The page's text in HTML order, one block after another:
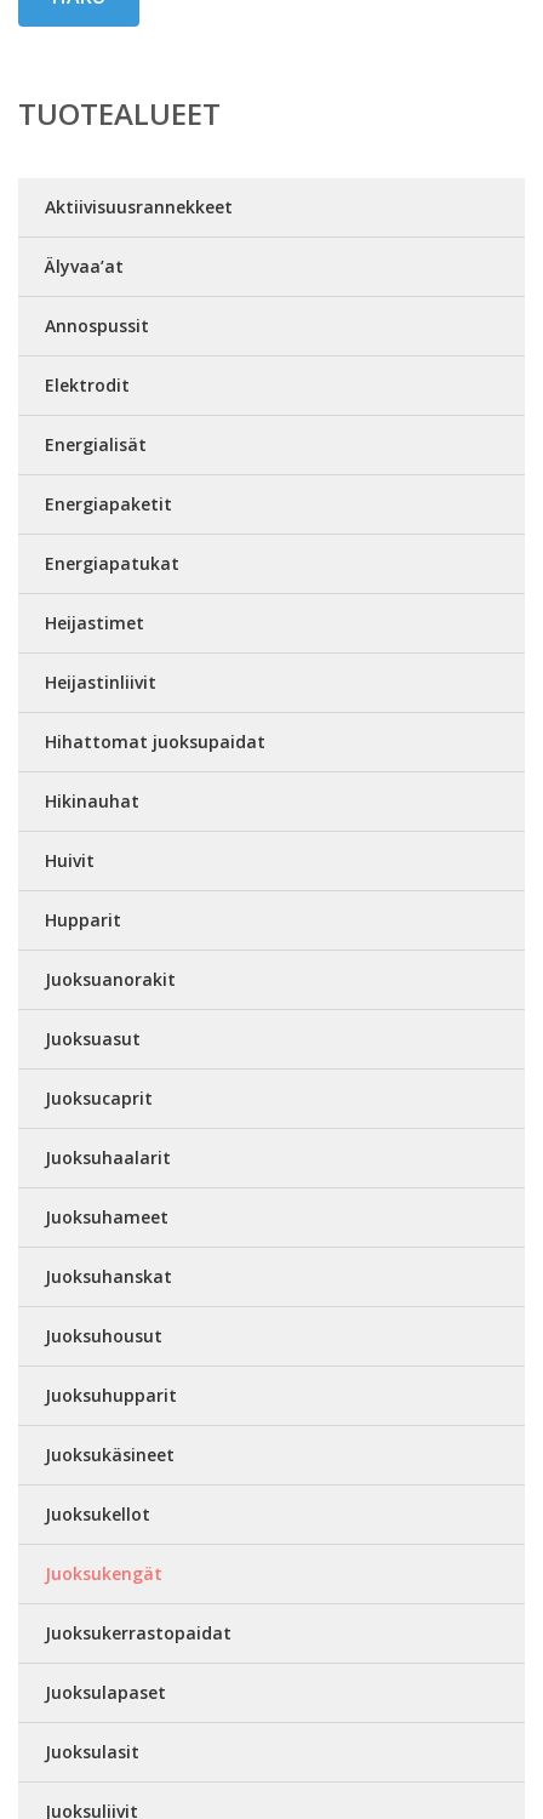
TUOTEALUEET
Aktiivisuusrannekkeet
Älyvaa’at
Annospussit
Elektrodit
Energialisät
Energiapaketit
Energiapatukat
Heijastimet
Heijastinliivit
Hihattomat juoksupaidat
Hikinauhat
Huivit
Hupparit
Juoksuanorakit
Juoksuasut
Juoksucaprit
Juoksuhaalarit
Juoksuhameet
Juoksuhanskat
Juoksuhousut
Juoksuhupparit
Juoksukäsineet
Juoksukellot
Juoksukengät
Juoksukerrastopaidat
Juoksulapaset
Juoksulasit
Juoksuliivit